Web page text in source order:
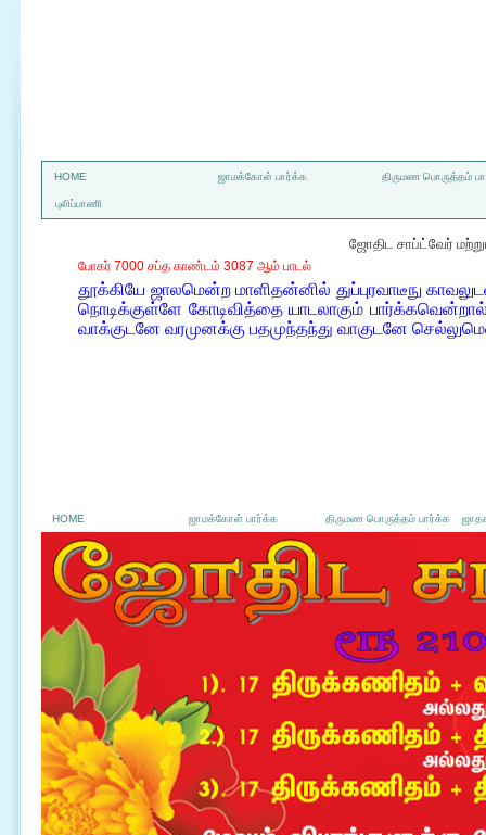
HOME ஜாமக்கோள் பார்க்க திருமண பொருத்தம்
புலிப்பாணி
ஜோதிட சாப்ட்வேர்
போகர் 7000 சப்த காண்டம் 3087 ஆம் பாடல்
தூக்கியே ஜாலமென்ற மாளிதன்னில் துப்புரவாடீநு
நொடிக்குள்ளே கோடிவித்தை யாடலாகும்
வாக்குடனே வரமுனக்கு பதமுந்தந்து வாகுடனே
HOME ஜாமக்கோள் பார்க்க திருமண பொருத்தம் பார்க்க